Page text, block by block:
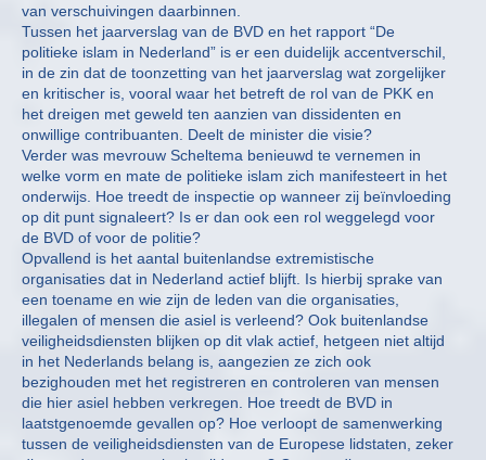
van verschuivingen daarbinnen.
Tussen het jaarverslag van de BVD en het rapport “De
politieke islam in Nederland” is er een duidelijk accentverschil,
in de zin dat de toonzetting van het jaarverslag wat zorgelijker
en kritischer is, vooral waar het betreft de rol van de PKK en
het dreigen met geweld ten aanzien van dissidenten en
onwillige contribuanten. Deelt de minister die visie?
Verder was mevrouw Scheltema benieuwd te vernemen in
welke vorm en mate de politieke islam zich manifesteert in het
onderwijs. Hoe treedt de inspectie op wanneer zij beïnvloeding
op dit punt signaleert? Is er dan ook een rol weggelegd voor
de BVD of voor de politie?
Opvallend is het aantal buitenlandse extremistische
organisaties dat in Nederland actief blijft. Is hierbij sprake van
een toename en wie zijn de leden van die organisaties,
illegalen of mensen die asiel is verleend? Ook buitenlandse
veiligheidsdiensten blijken op dit vlak actief, hetgeen niet altijd
in het Nederlands belang is, aangezien ze zich ook
bezighouden met het registreren en controleren van mensen
die hier asiel hebben verkregen. Hoe treedt de BVD in
laatstgenoemde gevallen op? Hoe verloopt de samenwerking
tussen de veiligheidsdiensten van de Europese lidstaten, zeker